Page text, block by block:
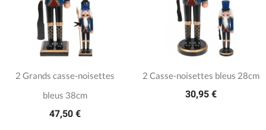
2 Grands casse-noisettes
bleus 38cm
47,50 €
2 Casse-noisettes bleus 28cm
30,95 €